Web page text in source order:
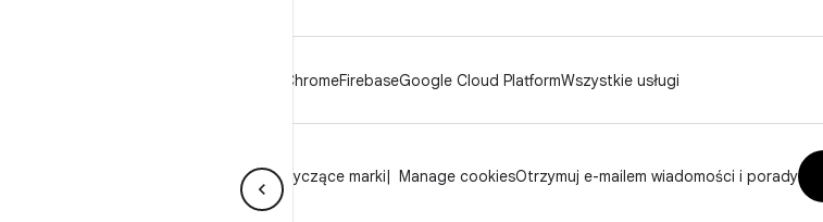
ChromeFirebaseGoogle Cloud PlatformWszystkie usługi
Wytyczne dotyczące marki Manage cookiesOtrzymuj e-mailem wiadomości i porady